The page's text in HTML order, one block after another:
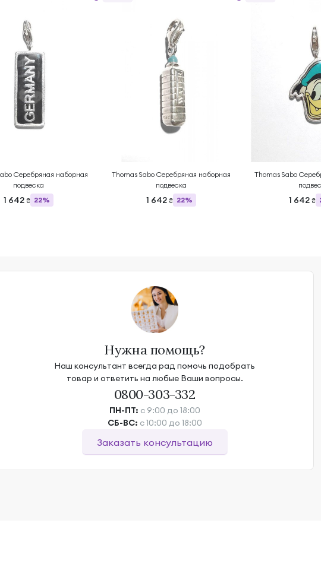
Серебряная наборная
подвеска
1 642 ₴ 22%
Thomas Sabo Серебряная наборная
подвеска
1 642 ₴ 22%
Thomas Sabo
1 642 ₴
Нужна помощь?
Наш консультант всегда рад помочь подобрать
товар и ответить на любые Ваши вопросы.
0800-303-332
ПН-ПТ: с 9:00 до 18:00
СБ-ВС: с 10:00 до 18:00
Заказать консультацию